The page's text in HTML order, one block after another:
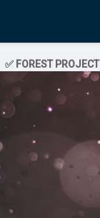
✅ FOREST PROJECT